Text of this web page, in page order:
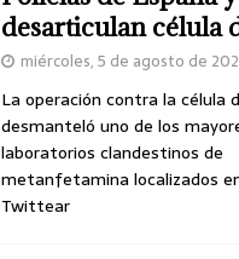
desarticulan célula
miércoles, 5 de agosto de
La operación contra la célula
desmanteló uno de los
laboratorios clandestinos de
metanfetamina localizados
Twittear